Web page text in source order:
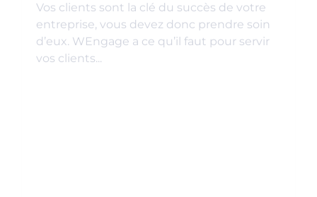
Vos clients sont la clé du succès de votre
entreprise, vous devez donc prendre soin
d’eux. WEngage a ce qu’il faut pour servir
vos clients...